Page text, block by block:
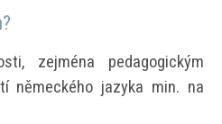
zejména pedagogickým
německého jazyka min. na